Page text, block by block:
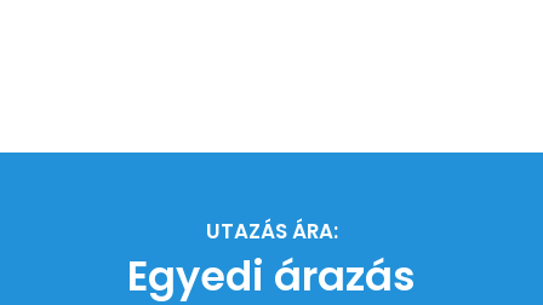
UTAZÁS ÁRA:
Egyedi árazás